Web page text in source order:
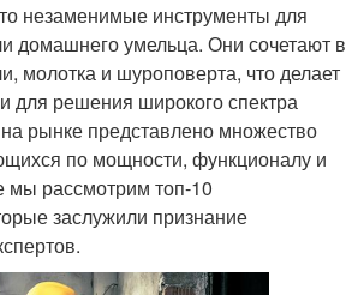
незаменимые инструменты для
домашнего умельца. Они сочетают в
молотка и шуроповерта, что делает
для решения широкого спектра
рынке представлено множество
по мощности, функционалу и
мы рассмотрим топ-10
заслужили признание